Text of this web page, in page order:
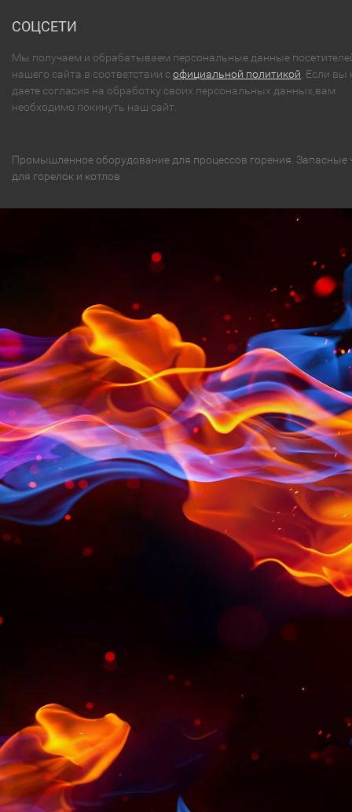
СОЦСЕТИ
Мы получаем и обрабатываем персональные данные
нашего сайта в соответствии софициальной политикой . Если вы
даете согласия на обработку своих персональных данных,вам
необходимо покинуть наш сайт.
Промышленное оборудование для процессов горения. Запасные
для горелок и котлов